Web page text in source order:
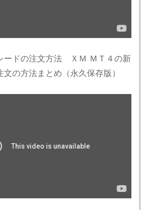
ードの注文方法 ＸＭ ＭＴ４の新
の方法まとめ（永久保存版）